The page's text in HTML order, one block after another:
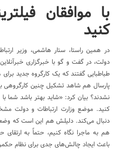
با موافقان
کنید
در همین راستا، ستار هاشمی، وزیر
دولت، در گفت و گو با خبرگزاری
طباطبایی گفتند که یک کارگروه جدید
پارسال هم شاهد تشکیل چنین کارگروهی
نشدند؟ بیان کرد: «شاید بهتر باشد
کنید. موضع وزارت ارتباطات و
دنبال می‌کند. دلیلش هم این است که
هم به ماجرا نگاه کنیم، حتماً به
باعث ایجاد چالش‌های جدی برای نظام